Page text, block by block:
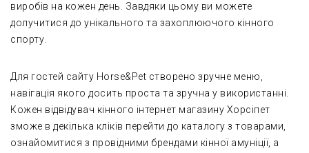
виробів на кожен день. Завдяки цьому ви можете
долучитися до унікального та захоплюючого кінного
спорту.
Для гостей сайту Horse&Pet створено зручне меню,
навігація якого досить проста та зручна у використанні.
Кожен відвідувач кінного інтернет магазину Хорсіпет
зможе в декілька кліків перейти до каталогу з товарами,
ознайомитися з провідними брендами кінної амуніції, а